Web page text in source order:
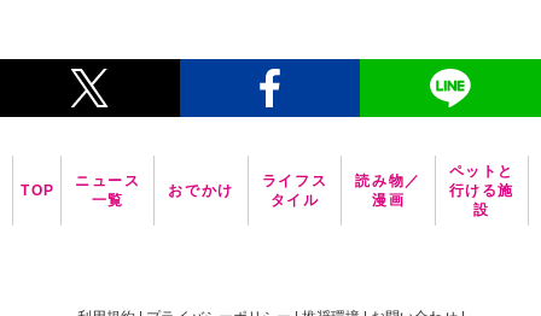
TOP
ニュース
一覧
おでかけ
ライフス
タイル
読み物／
漫画
ペットと
行ける施
設